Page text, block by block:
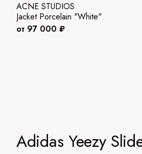
ACNE STUDIOS
Jacket Porcelain "White"
от 97 000 ₽
Adidas Yeezy